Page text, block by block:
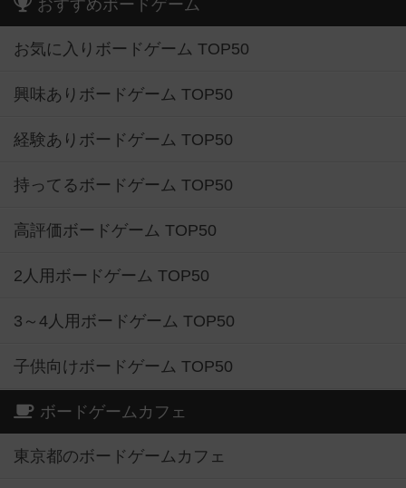
おすすめボードゲーム
お気に入りボードゲーム TOP50
興味ありボードゲーム TOP50
経験ありボードゲーム TOP50
持ってるボードゲーム TOP50
高評価ボードゲーム TOP50
2人用ボードゲーム TOP50
3～4人用ボードゲーム TOP50
子供向けボードゲーム TOP50
ボードゲームカフェ
東京都のボードゲームカフェ